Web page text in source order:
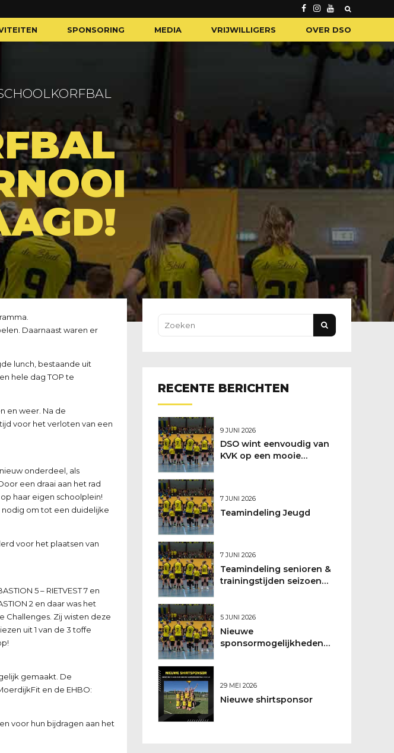
SPONSORING MEDIA VRIJWILLIGERS OVER DSO
Daarnaast waren er
lunch, bestaande uit
hele dag TOP te
en weer. Na de
voor het verloten van een
onderdeel, als
een draai aan het rad
haar eigen schoolplein!
nodig om tot een duidelijke
voor het plaatsen van
5 – RIETVEST 7 en
2 en daar was het
Challenges. Zij wisten deze
uit 1 van de 3 toffe
gemaakt. De
en de EHBO:
voor hun bijdragen aan het
RECENTE BERICHTEN
9 JUNI 2026
DSO wint eenvoudig van
KVK op een mooie
7 JUNI 2026
Teamindeling Jeugd
7 JUNI 2026
Teamindeling senioren &
trainingstijden seizoen
5 JUNI 2026
Nieuwe
sponsormogelijkheden
29 MEI 2026
Nieuwe shirtsponsor